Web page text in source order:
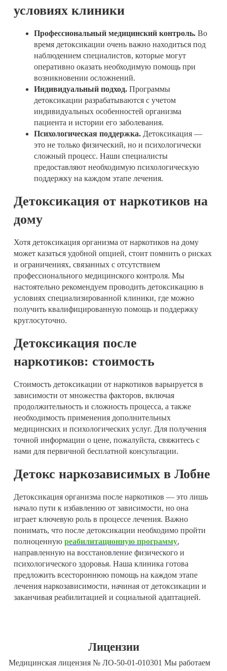
условиях клиники
Профессиональный медицинский контроль. Во
время детоксикации очень важно находиться под
наблюдением специалистов, которые могут
оперативно оказать необходимую помощь при
возникновении осложнений.
Индивидуальный подход. Программы
детоксикации разрабатываются с учетом
индивидуальных особенностей организма
пациента и истории его заболевания.
Психологическая поддержка. Детоксикация —
это не только физический, но и психологически
сложный процесс. Наши специалисты
предоставляют необходимую психологическую
поддержку на каждом этапе лечения.
Детоксикация от наркотиков на
дому
Хотя детоксикация организма от наркотиков на дому
может казаться удобной опцией, стоит помнить о рисках
и ограничениях, связанных с отсутствием
профессионального медицинского контроля. Мы
настоятельно рекомендуем проводить детоксикацию в
условиях специализированной клиники, где можно
получить квалифицированную помощь и поддержку
круглосуточно.
Детоксикация после
наркотиков: стоимость
Стоимость детоксикации от наркотиков варьируется в
зависимости от множества факторов, включая
продолжительность и сложность процесса, а также
необходимость применения дополнительных
медицинских и психологических услуг. Для получения
точной информации о цене, пожалуйста, свяжитесь с
нами для первичной бесплатной консультации.
Детокс наркозависимых в Лобне
Детоксикация организма после наркотиков — это лишь
начало пути к избавлению от зависимости, но она
играет ключевую роль в процессе лечения. Важно
понимать, что после детоксикации необходимо пройти
полноценнуюреабилитационную программу,
направленную на восстановление физического и
психологического здоровья. Наша клиника готова
предложить всестороннюю помощь на каждом этапе
лечения наркозависимости, начиная от детоксикации и
заканчивая реабилитацией и социальной адаптацией.
Лицензии
Медицинская лицензия № ЛО-50-01-010301 Мы работаем